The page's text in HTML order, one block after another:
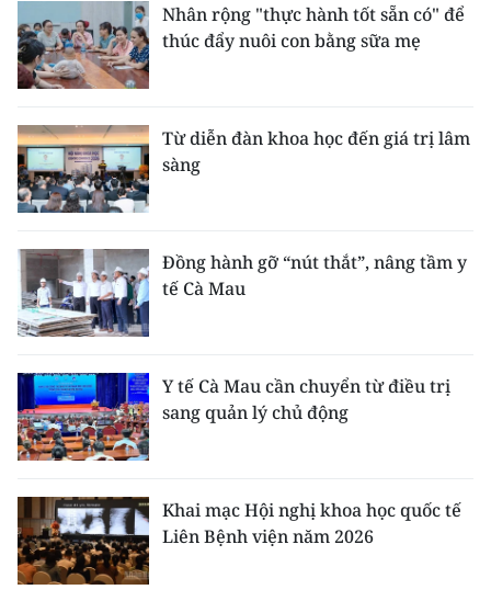
Nhân rộng "thực hành tốt sẵn có" để
thúc đẩy nuôi con bằng sữa mẹ
Từ diễn đàn khoa học đến giá trị lâm
sàng
Đồng hành gỡ “nút thắt”, nâng tầm y
tế Cà Mau
Y tế Cà Mau cần chuyển từ điều trị
sang quản lý chủ động
Khai mạc Hội nghị khoa học quốc tế
Liên Bệnh viện năm 2026